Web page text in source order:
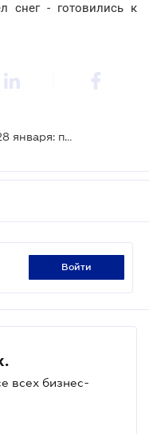
снег - готовились к
Прогноз погоды на выходные 27–28 января: по всей Украине сыро и снежно
войти
всех бизнес-